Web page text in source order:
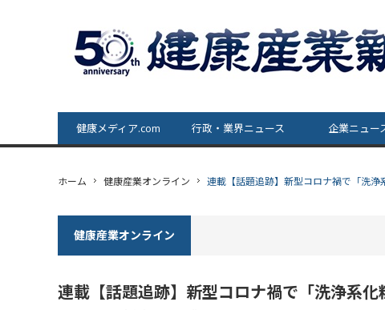
健康メディア.com 行政・業界ニュース 企業ニュー
ホーム 健康産業オンライン 連載【話題追跡】新型コロナ禍で「洗浄
健康産業オンライン
連載【話題追跡】新型コロナ禍で「洗浄系